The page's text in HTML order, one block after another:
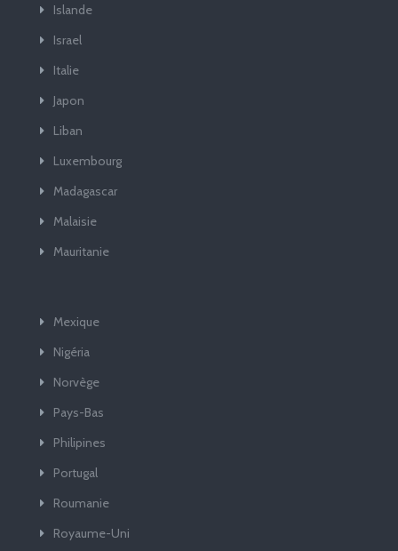
Islande
Israel
Italie
Japon
Liban
Luxembourg
Madagascar
Malaisie
Mauritanie
Mexique
Nigéria
Norvège
Pays-Bas
Philipines
Portugal
Roumanie
Royaume-Uni